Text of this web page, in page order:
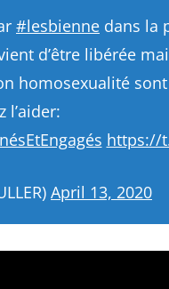
#lesbienne dans la
d’être libérée
homosexualité
l’aider:
https://
April 13, 2020